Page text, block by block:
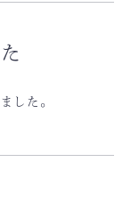
した。